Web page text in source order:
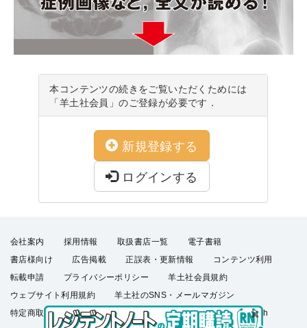
本コンテンツの続きをご覧いただくためには
「羊土社会員」のご登録が必要です．
新規登録する
ログインする
会社案内 採用情報 取扱書店一覧
電子書籍
書店様向け
広告掲載 正誤表・更新情報
コンテンツ利用
転載申請
プライバシーポリシー
羊土社会員規約
ウェブサイト利用規約
羊土社のSNS・メールマガジン
特定商取引法に基づく表示
FAQ お問い合わせ English